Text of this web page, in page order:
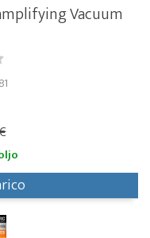
Vacuum